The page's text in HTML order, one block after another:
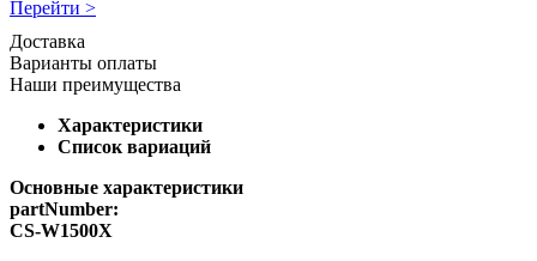
Перейти >
Доставка
Варианты оплаты
Наши преимущества
Характеристики
Список вариаций
Основные характеристики
partNumber:
CS-W1500X